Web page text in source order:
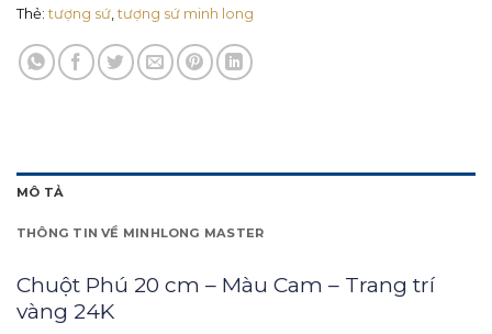
Thẻ:tượng sứ ,tượng sứ minh long
MÔ TẢ
THÔNG TIN VỀ MINHLONG MASTER
Chuột Phú 20 cm – Màu Cam – Trang trí
vàng 24K